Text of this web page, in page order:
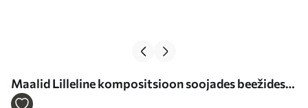
Maalid Lilleline kompositsioon soojades beežides
toonides, kergete pintslitõmmetega ja õhulise